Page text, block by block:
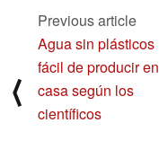
⟨
Previous article
Agua sin plásticos
fácil de producir en
casa según los
científicos